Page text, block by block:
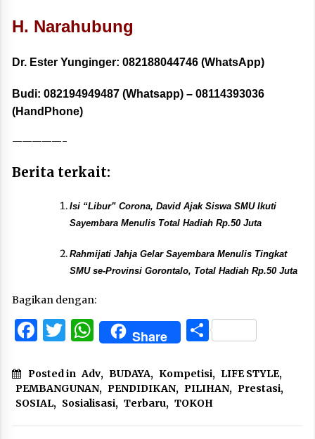
H. Narahubung
Dr. Ester Yunginger: 082188044746 (WhatsApp)
Budi: 082194949487 (Whatsapp) – 08114393036
(HandPhone)
—————-
Berita terkait:
Isi “Libur” Corona, David Ajak Siswa SMU Ikuti
Sayembara Menulis Total Hadiah Rp.50 Juta
Rahmijati Jahja Gelar Sayembara Menulis Tingkat
SMU se-Provinsi Gorontalo, Total Hadiah Rp.50 Juta
Bagikan dengan:
Facebook
Twitter
WhatsApp
Share Share
Posted in Adv, BUDAYA, Kompetisi, LIFE STYLE,
PEMBANGUNAN, PENDIDIKAN, PILIHAN, Prestasi,
SOSIAL, Sosialisasi, Terbaru, TOKOH